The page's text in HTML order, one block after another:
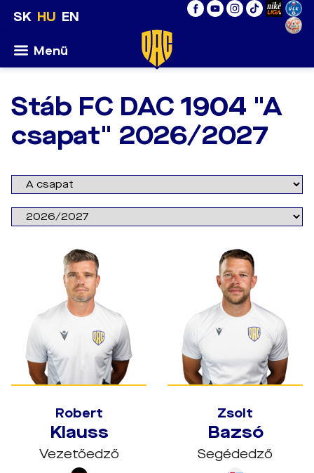
SK HU EN
Menü
Stáb FC DAC 1904 "A
csapat" 2026/2027
Robert
Klauss
Vezetőedző
Zsolt
Bazsó
Segédedző